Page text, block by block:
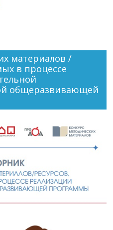
материалов /
в процессе
общеразвивающей